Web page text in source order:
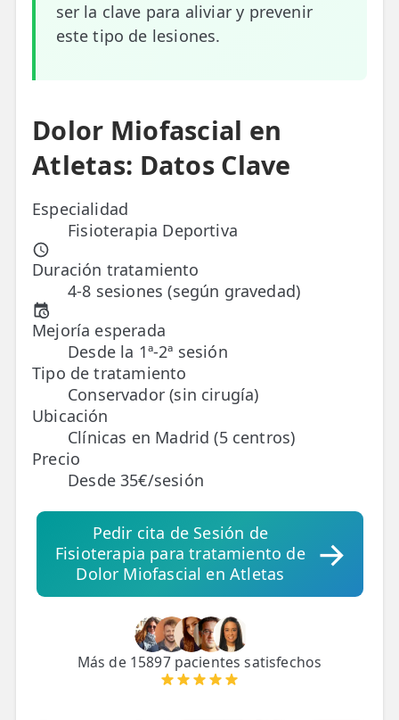
😧 Fisioterapia ATM
💆 Masajes Madrid
🏅 Fisioterapia Deportiva
🧠 Fisioterapia Neurológica
🧍 Fisioterapia Vestibular
🫁 Fisioterapia Respiratoria
👶 Fisioterapia Pediátrica
TRATAMIENTOS
✅ Punción Seca
✅ Ondas de Choque
✅ EPTE - EPI
ESTÉTICA
✨ Fisioestética
✨ Radiofrecuencia INDIBA
✨ Presoterapia
✨ Cicatrices y Estrías
ser la clave para aliviar y prevenir
este tipo de lesiones.
Dolor Miofascial en
Atletas: Datos Clave
Especialidad
Fisioterapia Deportiva
Duración tratamiento
4-8 sesiones (según gravedad)
Mejoría esperada
Desde la 1ª-2ª sesión
Tipo de tratamiento
Conservador (sin cirugía)
Ubicación
Clínicas en Madrid (5 centros)
Precio
Desde 35€/sesión
Pedir cita de Sesión de
Fisioterapia para tratamiento de
Dolor Miofascial en Atletas
Más de 15897 pacientes satisfechos